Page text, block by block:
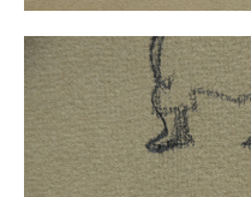
Selbstbildnisse
Stillleben
Neues
Tägliche Dosis Kunst